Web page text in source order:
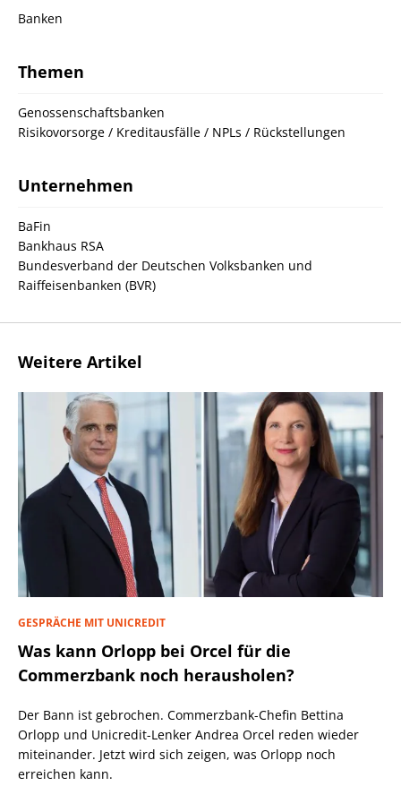
Banken
Themen
Genossenschaftsbanken
Risikovorsorge / Kreditausfälle / NPLs / Rückstellungen
Unternehmen
BaFin
Bankhaus RSA
Bundesverband der Deutschen Volksbanken und
Raiffeisenbanken (BVR)
Weitere Artikel
GESPRÄCHE MIT UNICREDIT
Was kann Orlopp bei Orcel für die
Commerzbank noch herausholen?
Der Bann ist gebrochen. Commerzbank-Chefin Bettina
Orlopp und Unicredit-Lenker Andrea Orcel reden wieder
miteinander. Jetzt wird sich zeigen, was Orlopp noch
erreichen kann.